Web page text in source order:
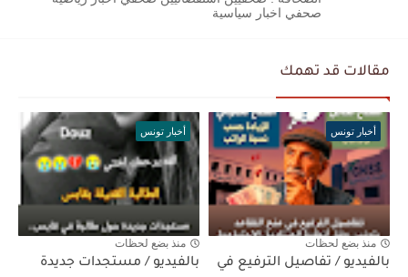
صحفي اخبار سياسية
مقالات قد تهمك
أخبار تونس
منذ بضع لحظات
بالفيديو / تفاصيل الترفيع في
أخبار تونس
منذ بضع لحظات
بالفيديو / مستجدات جديدة